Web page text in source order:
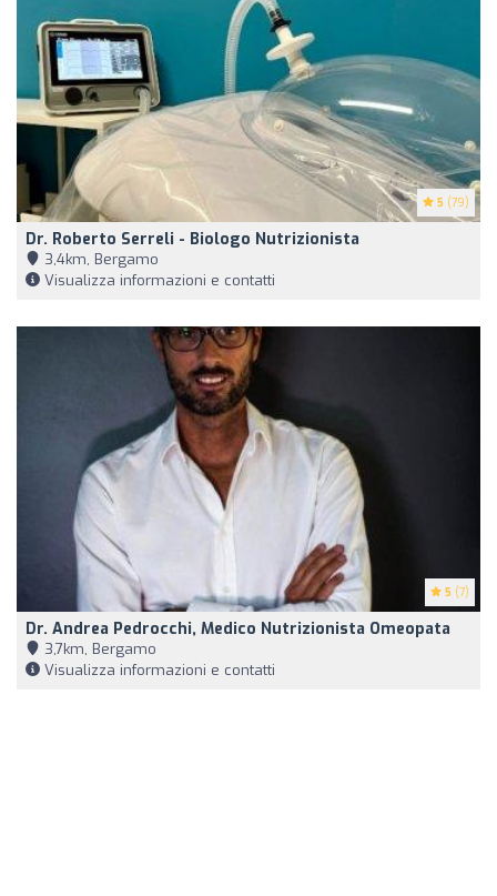
5 (79)
Dr. Roberto Serreli - Biologo Nutrizionista
3,4km, Bergamo
Visualizza informazioni e contatti
5 (7)
Dr. Andrea Pedrocchi, Medico Nutrizionista Omeopata
3,7km, Bergamo
Visualizza informazioni e contatti